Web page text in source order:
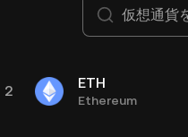
2 ETH
Ethereum